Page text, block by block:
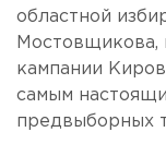
областной
Мостовщикова,
кампании
самым
предвыборных